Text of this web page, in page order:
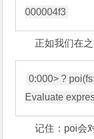
正如我们在
0:000> ?
记住：poi会